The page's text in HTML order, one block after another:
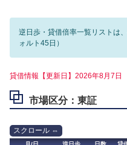
逆日歩・貸借倍率一覧リストは
ォルト45日）
貸借情報【更新日】2026年8月7日
市場区分：東証